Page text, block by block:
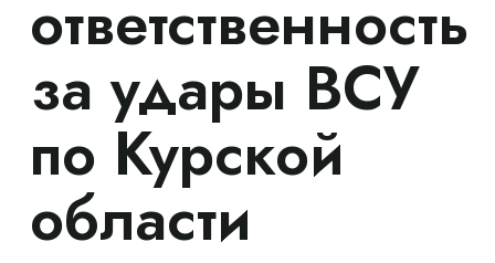
ответственность
за удары ВСУ
по Курской
области